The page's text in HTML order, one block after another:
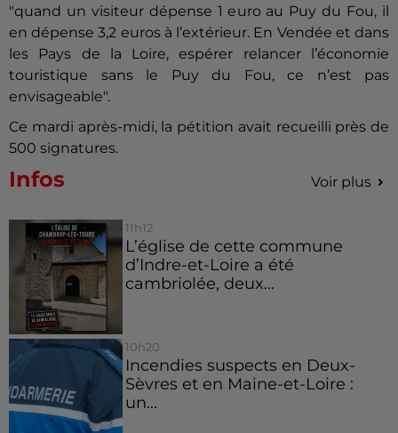
"quand un visiteur dépense 1 euro au Puy du Fou, il
en dépense 3,2 euros à l’extérieur. En Vendée et dans
les Pays de la Loire, espérer relancer l’économie
touristique sans le Puy du Fou, ce n’est pas
envisageable".
Ce mardi après-midi, la pétition avait recueilli près de
500 signatures.
Infos Voir plus
11h12
L’église de cette commune
d’Indre-et-Loire a été
cambriolée, deux...
10h20
Incendies suspects en Deux-
Sèvres et en Maine-et-Loire :
un...